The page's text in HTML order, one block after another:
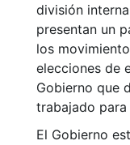
división
presentan un
los
elecciones de
Gobierno que
trabajado para
El Gobierno